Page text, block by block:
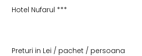
Hotel Nufarul ***
Preturi in Lei / pachet / persoana